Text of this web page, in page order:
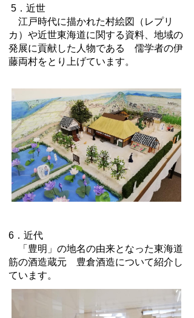
5．近世
江戸時代に描かれた村絵図（レプリ
カ）や近世東海道に関する資料、地域の
発展に貢献した人物である 儒学者の伊
藤両村をとり上げています。
6．近代
「豊明」の地名の由来となった東海道
筋の酒造蔵元 豊倉酒造について紹介し
ています。